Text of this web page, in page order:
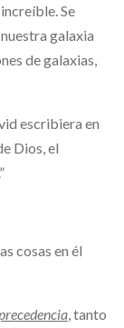
Se
galaxia
de galaxias,
escribiera en
Dios, el
cosas en él
, tanto